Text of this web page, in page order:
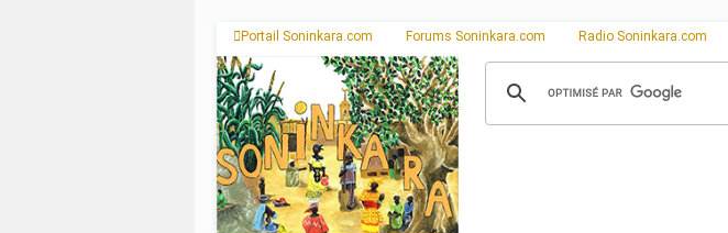
Portail Soninkara.com Forums Soninkara.com Radio Soninkara.com